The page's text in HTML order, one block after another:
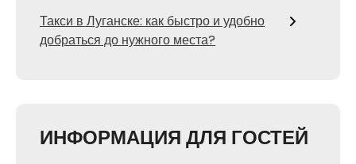
Такси в Луганске: как быстро и удобно
добраться до нужного места?
ИНФОРМАЦИЯ ДЛЯ ГОСТЕЙ